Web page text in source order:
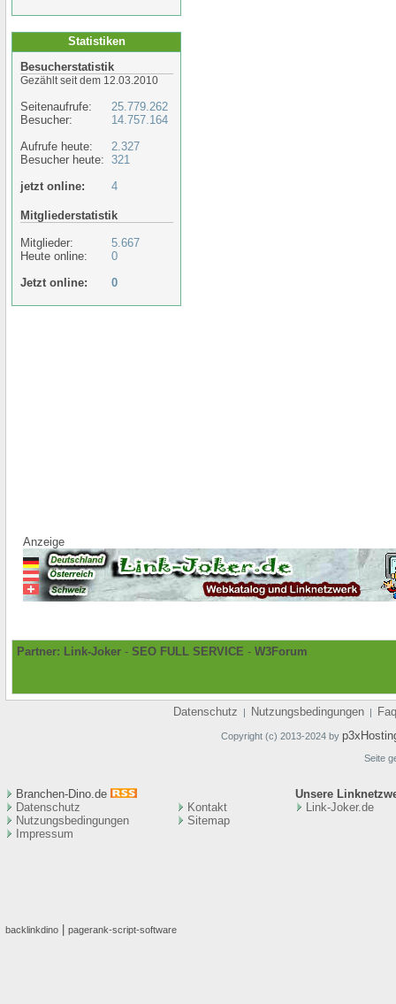
Statistiken
Besucherstatistik
Gezählt seit dem 12.03.2010
Seitenaufrufe:
Besucher:
Aufrufe heute:
Besucher heute:
jetzt online:
25.779.262
14.757.164
2.327
321
4
Mitgliederstatistik
Mitglieder:
Heute online:
5.667
0
Jetzt online:
0
Anzeige
Partner: Link-Joker - SEO FULL SERVICE - W3Forum
Datenschutz | Nutzungsbedingungen | Faq
Copyright (c) 2013-2024 by
Seite
Branchen-Dino.de
Unsere
Datenschutz
Nutzungsbedingungen
Impressum
Kontakt
Sitemap
Link-Joker.de
backlinkdino pagerank-script-software